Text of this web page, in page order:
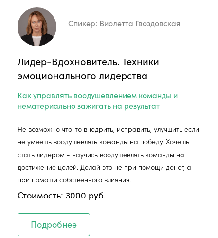
Спикер: Виолетта Гвоздовская
Лидер-Вдохновитель. Техники
эмоционального лидерства
Как управлять воодушевлением команды и
нематериально зажигать на результат
Не возможно что-то внедрить, исправить, улучшить если
не умеешь воодушевлять команды на победу. Хочешь
стать лидером - научись воодушевлять команды на
достижение целей. Делай это не при помощи денег, а
при помощи собственного влияния.
Стоимость: 3000 руб.
Подробнее